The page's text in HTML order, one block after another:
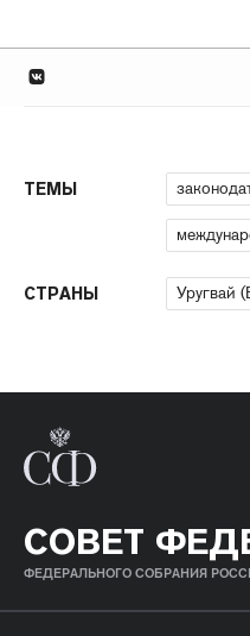
ТЕМЫ
СТРАНЫ Уругвай
СОВЕТ
ФЕДЕРАЛЬНОГО СОБРАНИЯ